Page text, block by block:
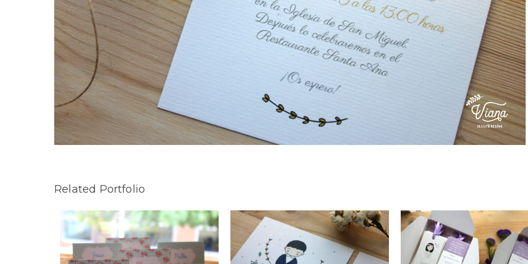
Related Portfolio
Comunión de Marcos Comunión de Sara Comunión de